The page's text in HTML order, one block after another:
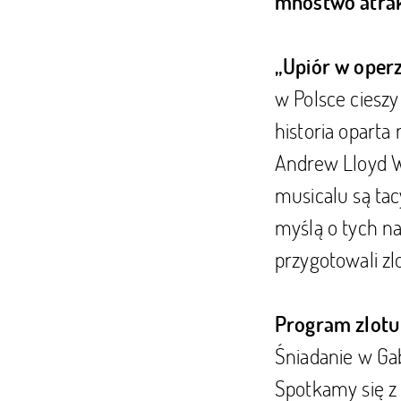
„Upiór w
w Polsce
historia oparta
Andrew Lloyd
musicalu są
myślą o tych
przygotowali
Program
Śniadanie w
Spotkamy się